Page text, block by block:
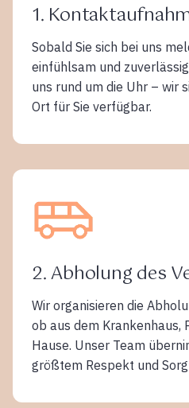
1.
Sobald Sie sich bei uns
einfühlsam und
uns rund um die Uhr – wir
Ort für Sie verfügbar.
2. Abholung des
Wir organisieren die
ob aus dem Krankenhaus,
Hause. Unser Team
größtem Respekt und